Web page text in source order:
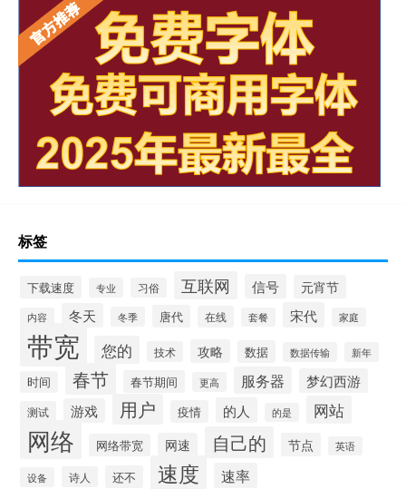
标签
下载速度 专业 习俗 互联网 信号 元宵节
内容 冬天 冬季 唐代 在线 套餐 宋代 家庭
带宽 您的 技术 攻略 数据 数据传输 新年
时间 春节 春节期间 更高 服务器 梦幻西游
测试 游戏 用户 疫情 的人 的是 网站
网络 网络带宽 网速 自己的 节点 英语
设备 诗人 还不 速度 速率